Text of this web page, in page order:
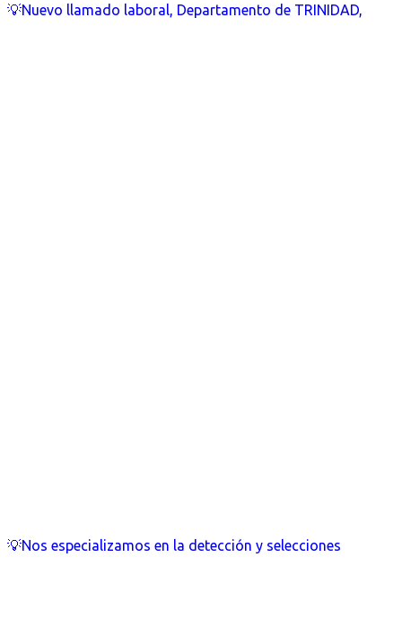
💡Nuevo llamado laboral, Departamento de TRINIDAD,
💡Nos especializamos en la detección y selecciones